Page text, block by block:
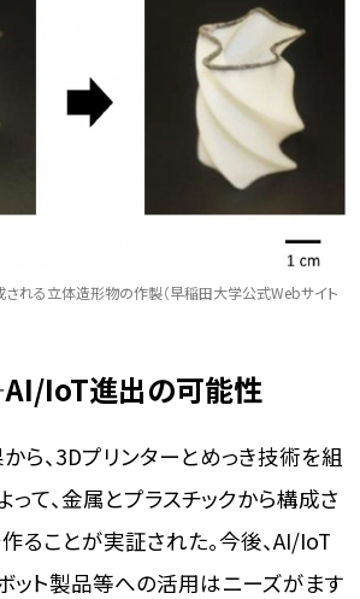
される立体造形物の作製（早稲田大学公式Webサイト
IoT進出の可能性
ら、3Dプリンターとめっき技術を組
て、金属とプラスチックから構成さ
ることが実証された。今後、AI/IoT
ット製品等への活用はニーズがます